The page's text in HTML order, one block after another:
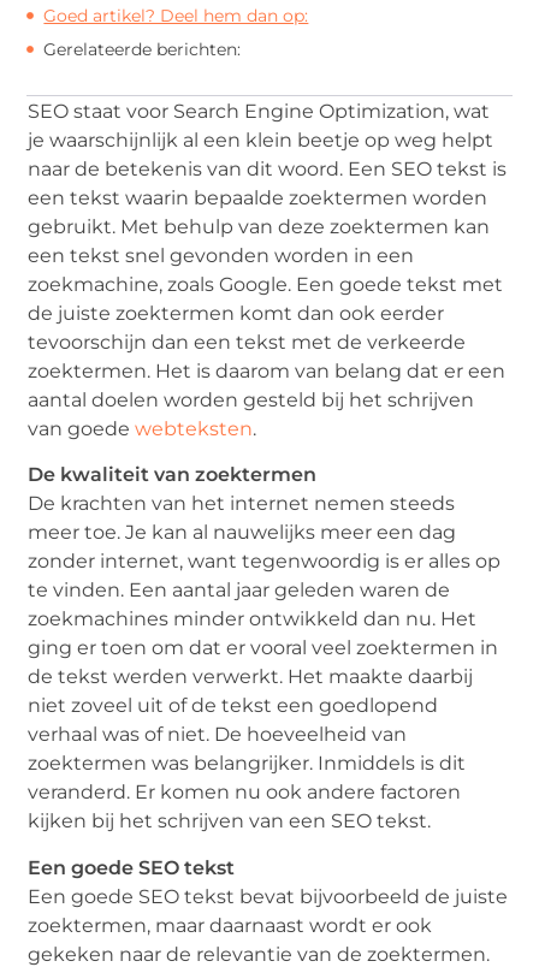
Goed artikel? Deel hem dan op:
Gerelateerde berichten:
SEO staat voor Search Engine Optimization, wat
je waarschijnlijk al een klein beetje op weg helpt
naar de betekenis van dit woord. Een SEO tekst is
een tekst waarin bepaalde zoektermen worden
gebruikt. Met behulp van deze zoektermen kan
een tekst snel gevonden worden in een
zoekmachine, zoals Google. Een goede tekst met
de juiste zoektermen komt dan ook eerder
tevoorschijn dan een tekst met de verkeerde
zoektermen. Het is daarom van belang dat er een
aantal doelen worden gesteld bij het schrijven
van goedewebteksten.
De kwaliteit van zoektermen
De krachten van het internet nemen steeds
meer toe. Je kan al nauwelijks meer een dag
zonder internet, want tegenwoordig is er alles op
te vinden. Een aantal jaar geleden waren de
zoekmachines minder ontwikkeld dan nu. Het
ging er toen om dat er vooral veel zoektermen in
de tekst werden verwerkt. Het maakte daarbij
niet zoveel uit of de tekst een goedlopend
verhaal was of niet. De hoeveelheid van
zoektermen was belangrijker. Inmiddels is dit
veranderd. Er komen nu ook andere factoren
kijken bij het schrijven van een SEO tekst.
Een goede SEO tekst
Een goede SEO tekst bevat bijvoorbeeld de juiste
zoektermen, maar daarnaast wordt er ook
gekeken naar de relevantie van de zoektermen.